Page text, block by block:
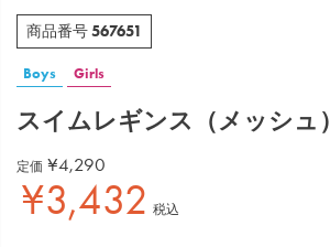
商品番号567651
Boys Girls
スイムレギンス（メッシュ）
定価 ¥4,290
¥3,432 税込